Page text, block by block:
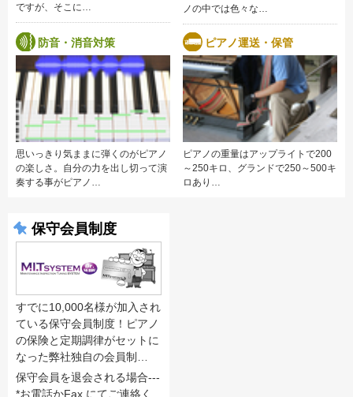
ですが、そこに…
ノの中では色々な…
防音・消音対策
思いっきり気ままに弾くのがピアノ
の楽しさ。自分の力を出し切って演
奏する事がピアノ…
ピアノ運送・保管
ピアノの重量はアップライトで200
～250キロ、グランドで250～500キ
ロあり…
保守会員制度
すでに10,000名様が加入され
ている保守会員制度！ピアノ
の保険と定期調律がセットに
なった弊社独自の会員制…
保守会員を退会される場合---
*お電話かFax.にてご連絡く